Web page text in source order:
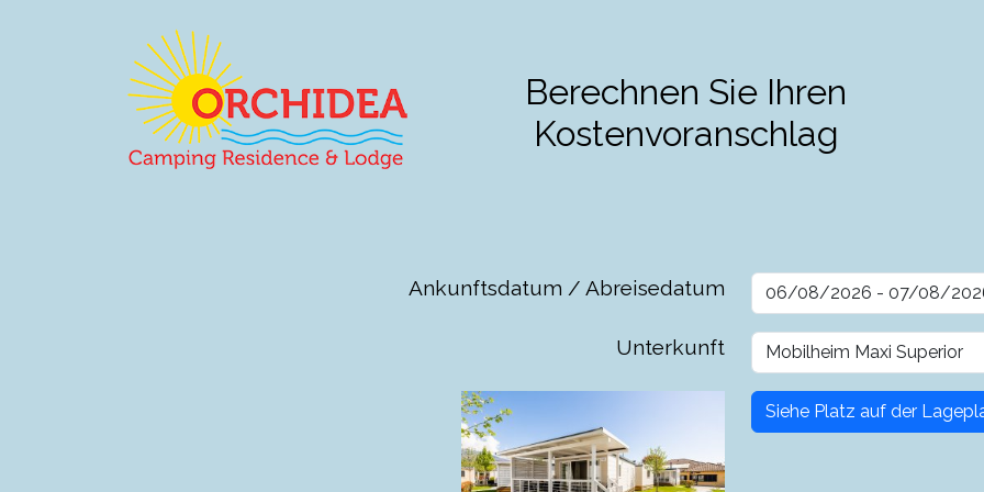
Berechnen Sie Ihren
Kostenvoranschlag
Ankunftsdatum / Abreisedatum
Unterkunft
Siehe Platz auf der